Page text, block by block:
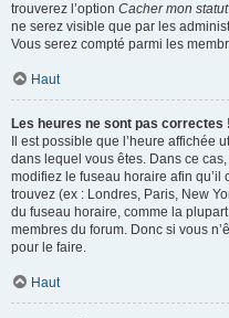
trouverez l’option Cacher mon
ne serez visible que par les
Vous serez compté parmi les
Haut
Les heures ne sont pas correctes !
Il est possible que l’heure affichée
dans lequel vous êtes. Dans ce
modifiez le fuseau horaire afin
trouvez (ex : Londres, Paris, New
du fuseau horaire, comme la
membres du forum. Donc si vous
pour le faire.
Haut